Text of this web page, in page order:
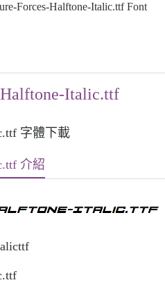
Forces-Halftone-Italic.ttf Font
Italic.ttf
字體下載
介紹